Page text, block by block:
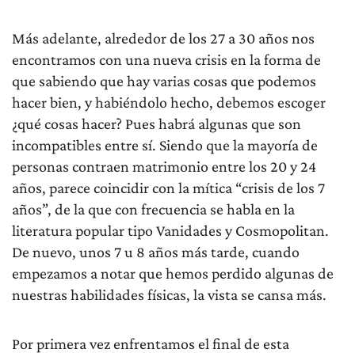
Más adelante, alrededor de los 27 a 30 años nos
encontramos con una nueva crisis en la forma de
que sabiendo que hay varias cosas que podemos
hacer bien, y habiéndolo hecho, debemos escoger
¿qué cosas hacer? Pues habrá algunas que son
incompatibles entre sí. Siendo que la mayoría de
personas contraen matrimonio entre los 20 y 24
años, parece coincidir con la mítica “crisis de los 7
años”, de la que con frecuencia se habla en la
literatura popular tipo Vanidades y Cosmopolitan.
De nuevo, unos 7 u 8 años más tarde, cuando
empezamos a notar que hemos perdido algunas de
nuestras habilidades físicas, la vista se cansa más.
Por primera vez enfrentamos el final de esta